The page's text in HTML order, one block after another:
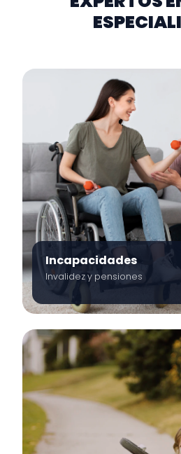
Incapacidades
Invalidez y pensiones